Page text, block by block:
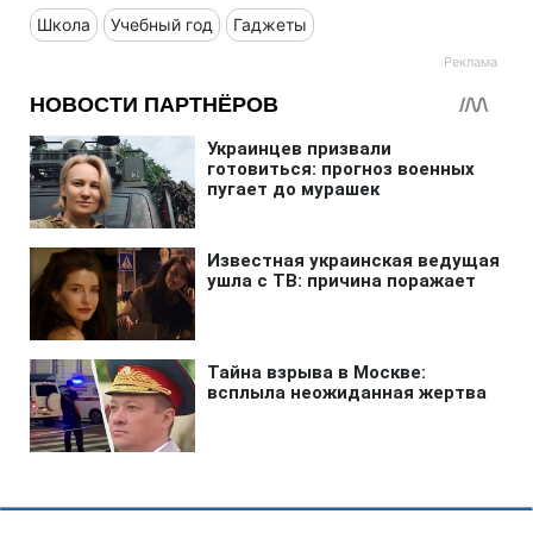
Школа Учебный год Гаджеты